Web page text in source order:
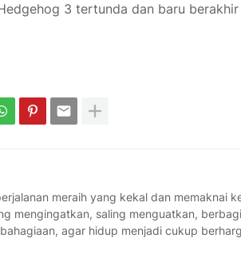
3 tertunda dan baru
meraih yang kekal dan memaknai
mengingatkan, saling menguatkan,
agar hidup menjadi cukup